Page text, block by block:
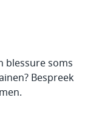
blessure soms
Bespreek